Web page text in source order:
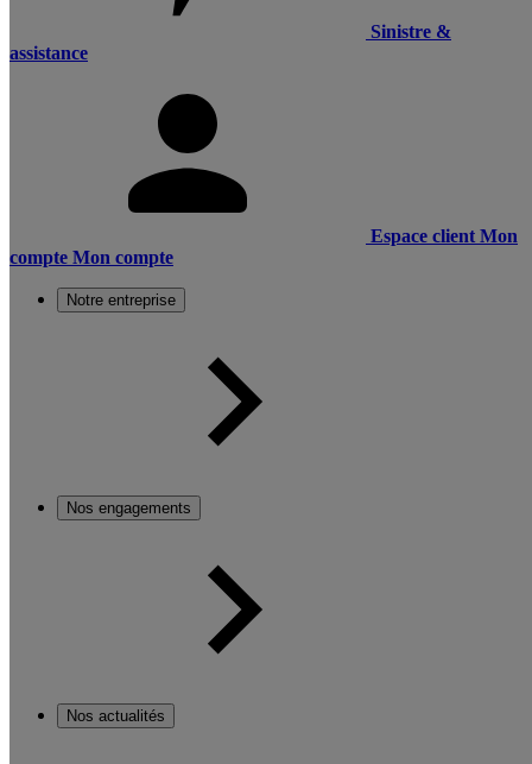
Sinistre &
assistance
Espace client Mon
compte Mon compte
Notre entreprise
Nos engagements
Nos actualités